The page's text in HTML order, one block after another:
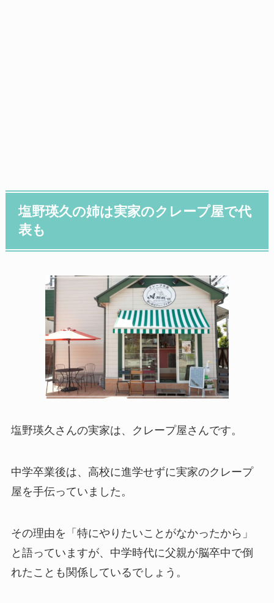
塩野瑛久の姉は実家のクレープ屋で代
表も
塩野瑛久さんの実家は、クレープ屋さんです。
中学卒業後は、高校に進学せずに実家のクレープ
屋を手伝っていました。
その理由を「特にやりたいことがなかったから」
と語っていますが、中学時代に父親が脳卒中で倒
れたことも関係しているでしょう。